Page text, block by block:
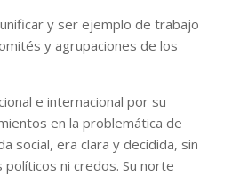
y ser ejemplo de trabajo
y agrupaciones de los
e internacional por su
en la problemática de
social, era clara y decidida, sin
ni credos. Su norte